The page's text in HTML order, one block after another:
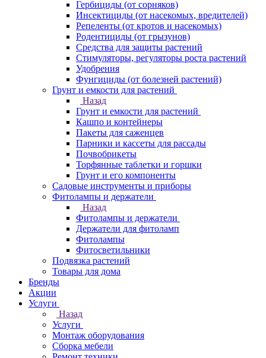
Гербициды (от сорняков)
Инсектициды (от насекомых, вредителей)
Репеленты (от кротов и насекомых)
Родентициды (от грызунов)
Средства для защиты растений
Стимуляторы, регуляторы роста растений
Удобрения
Фунгициды (от болезней растений)
Грунт и емкости для растений
Назад
Грунт и емкости для растений
Кашпо и контейнеры
Пакеты для саженцев
Парники и кассеты для рассады
Почвобрикеты
Торфянные таблетки и горшки
Грунт и его компоненты
Садовые инструменты и приборы
Фитолампы и держатели
Назад
Фитолампы и держатели
Держатели для фитоламп
Фитолампы
Фитосветильники
Подвязка растений
Товары для дома
Бренды
Акции
Услуги
Назад
Услуги
Монтаж оборудования
Сборка мебели